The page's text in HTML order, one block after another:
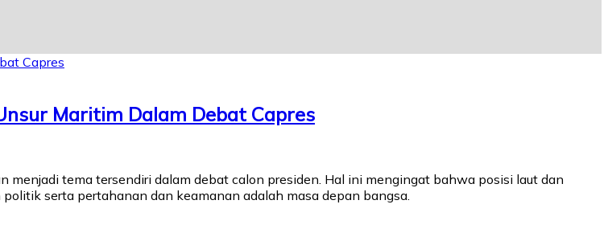
Maritim Dalam Debat Capres
tema tersendiri dalam debat calon presiden. Hal ini mengingat bahwa posisi laut dan
serta pertahanan dan keamanan adalah masa depan bangsa.